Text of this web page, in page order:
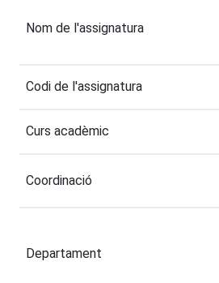
Nom de l'assignatura
Codi de l'assignatura
Curs acadèmic
Coordinació
Departament